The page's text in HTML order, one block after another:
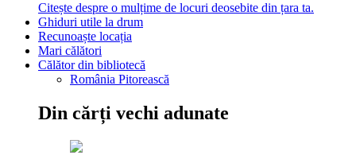
Citește despre o mulțime de locuri deosebite din țara ta.
Ghiduri utile la drum
Recunoaște locația
Mari călători
Călător din bibliotecă
România Pitorească
Din cărți vechi adunate